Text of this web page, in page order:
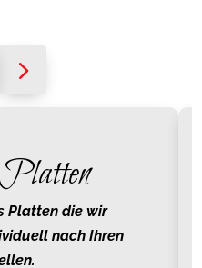
Platten die wir
nach Ihren